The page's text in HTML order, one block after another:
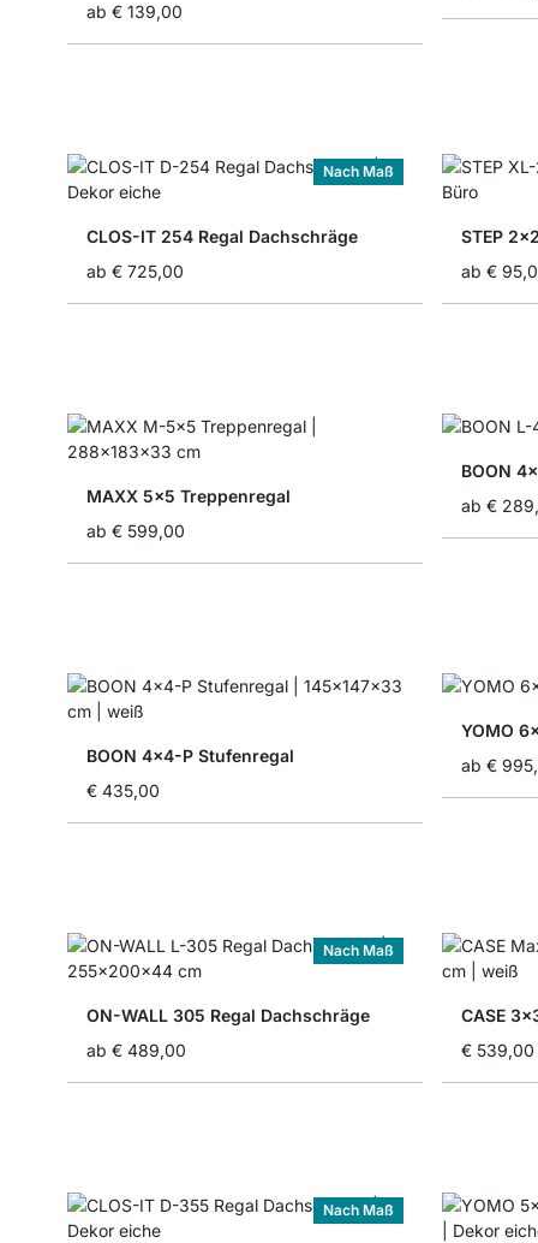
ab € 139,00
Nach Maß
CLOS-IT 254 Regal Dachschräge
ab € 725,00
STEP
ab €
MAXX 5x5 Treppenregal
ab € 599,00
BOON
ab €
BOON 4x4-P Stufenregal
€ 435,00
YOMO
ab €
Nach Maß
ON-WALL 305 Regal Dachschräge
ab € 489,00
CASE
€ 539,00
Nach Maß